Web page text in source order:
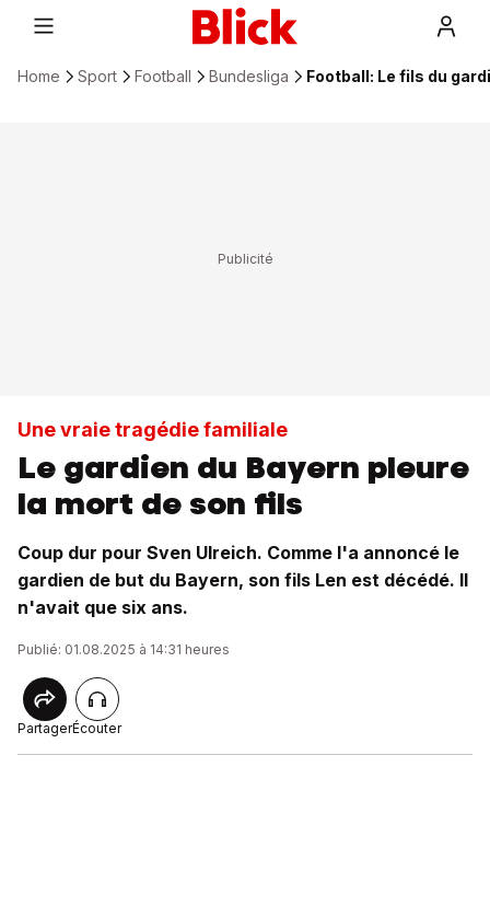
Home Sport Football Bundesliga Football: Le fils du
Une vraie tragédie familiale
Le gardien du Bayern pleure
la mort de son fils
Coup dur pour Sven Ulreich. Comme l'a annoncé le
gardien de but du Bayern, son fils Len est décédé. Il
n'avait que six ans.
Publié: 01.08.2025 à 14:31 heures
PartagerÉcouter